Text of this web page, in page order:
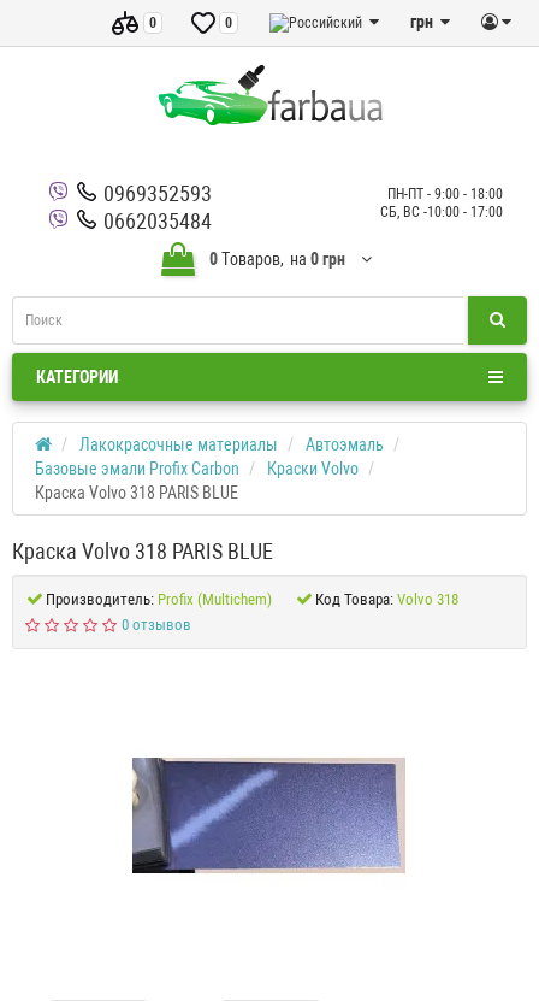
грн
0
0
0969352593
0662035484
ПН-ПТ - 9:00 - 18:00
СБ, ВС -10:00 - 17:00
0Tоваров, на 0 грн
КАТЕГОРИИ
Лакокрасочные материалы
Автоэмаль
Базовые эмали Profix Carbon
Краски Volvo
Краска Volvo 318 PARIS BLUE
Краска Volvo 318 PARIS BLUE
Производитель: Profix (Multichem) Код Товара: Volvo 318
0 отзывов